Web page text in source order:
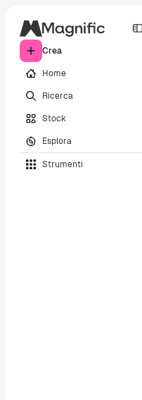
Crea
Home
Ricerca
Stock
Esplora
Strumenti